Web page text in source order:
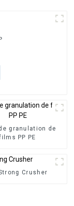
granulation de
PP PE
Crusher